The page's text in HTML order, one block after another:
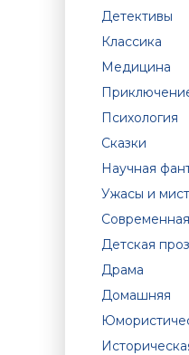
Детективы
Классика
Медицина
Психология
Сказки
Научная
Ужасы и
Детская
Драма
Домашняя